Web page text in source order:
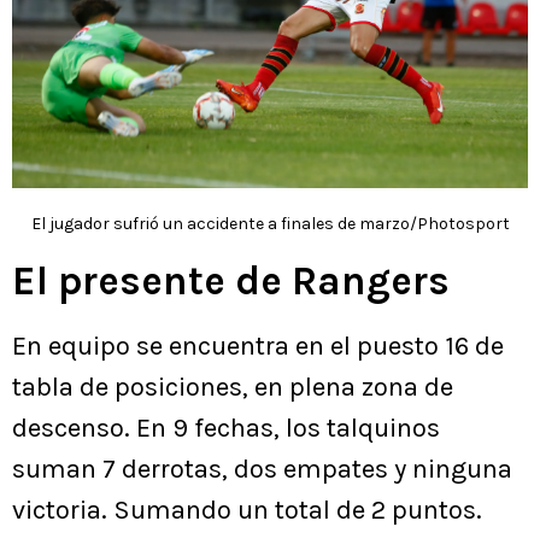
El jugador sufrió un accidente a finales de marzo/Photosport
El presente de Rangers
En equipo se encuentra en el puesto 16 de
tabla de posiciones, en plena zona de
descenso. En 9 fechas, los talquinos
suman 7 derrotas, dos empates y ninguna
victoria. Sumando un total de 2 puntos.